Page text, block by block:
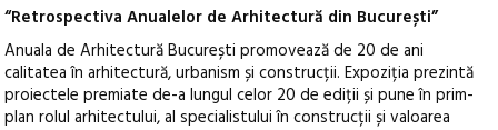
“Retrospectiva Anualelor de Arhitectură din București”
Anuala de Arhitectură București promovează de 20 de ani
calitatea în arhitectură, urbanism și construcții. Expoziția prezintă
proiectele premiate de-a lungul celor 20 de ediții și pune în prim-
plan rolul arhitectului, al specialistului în construcții și valoarea